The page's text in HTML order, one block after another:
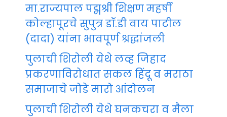
मा.राज्यपाल पद्मश्री शिक्षण महर्षी
कोल्हापूरचे सुपुत्र डॉ.डी वाय पाटील
(दादा) यांना भावपूर्ण श्रद्धांजली
पुलाची शिरोली येथे लव्ह जिहाद
प्रकरणाविरोधात सकल हिंदू व मराठा
समाजाचे जोडे मारो आंदोलन
पुलाची शिरोली येथे घनकचरा व मैला